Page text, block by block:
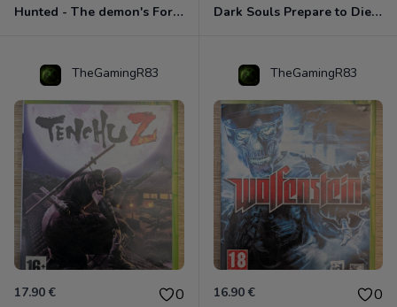
Hunted - The demon's Forge Xbox 360 (Complet CIB) Dark Souls Prepare to Die Edition XBOX 360
TheGamingR83
17.90 € 0
TheGamingR83
16.90 € 0